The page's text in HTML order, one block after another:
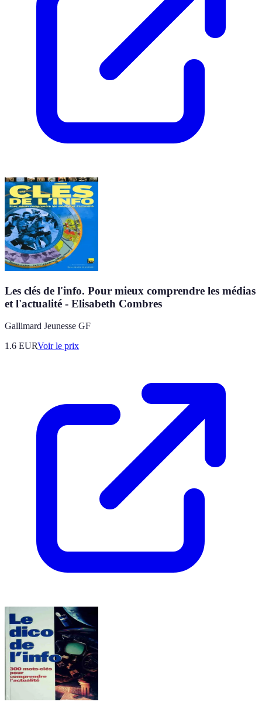
Les clés de l'info. Pour mieux comprendre les médias
et l'actualité - Elisabeth Combres
Gallimard Jeunesse GF
1.6 EURVoir le prix